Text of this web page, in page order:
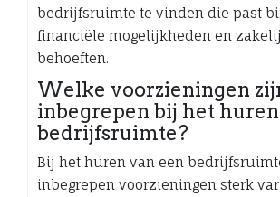
bedrijfsruimte te vinden die past
financiële mogelijkheden en
behoeften.
Welke voorzieningen
inbegrepen bij het
bedrijfsruimte?
Bij het huren van een
inbegrepen voorzieningen sterk